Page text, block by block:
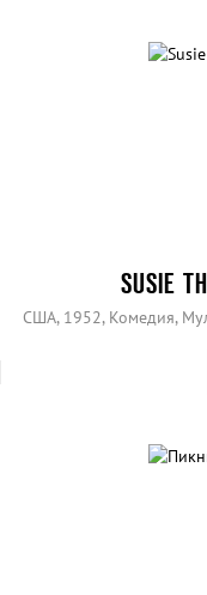
SUSIE
США, 1952, Комедия,